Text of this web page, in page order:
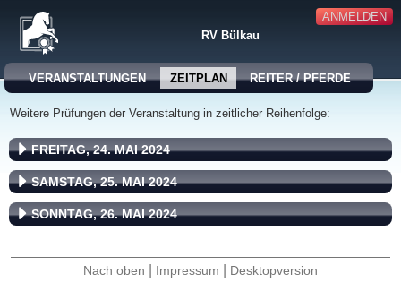
ANMELDEN
RV Bülkau
VERANSTALTUNGEN ZEITPLAN REITER / PFERDE
Weitere Prüfungen der Veranstaltung in zeitlicher Reihenfolge:
FREITAG, 24. MAI 2024
SAMSTAG, 25. MAI 2024
SONNTAG, 26. MAI 2024
Nach oben Impressum Desktopversion